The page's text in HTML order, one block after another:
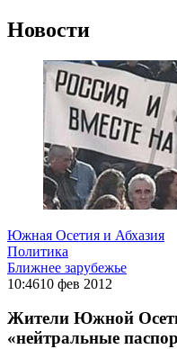
Новости
Южная Осетия и Абхазия
Политика
Ближнее зарубежье
10:4610 фев 2012
Жители Южной
«нейтральные